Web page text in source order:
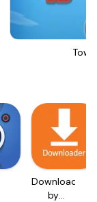
Downloader
by